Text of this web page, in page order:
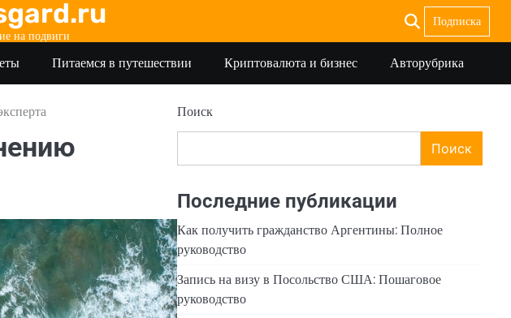
на подвиги
Подписка
Питаемся в путешествии Криптовалюта и бизнес Авторубрика
Поиск
Поиск
Последние публикации
Как получить гражданство Аргентины: Полное
руководство
Запись на визу в Посольство США: Пошаговое
руководство